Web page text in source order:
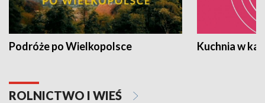
Podróże po Wielkopolsce Kuchnia w
ROLNICTWO I WIEŚ